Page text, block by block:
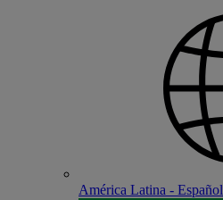
América Latina - Español